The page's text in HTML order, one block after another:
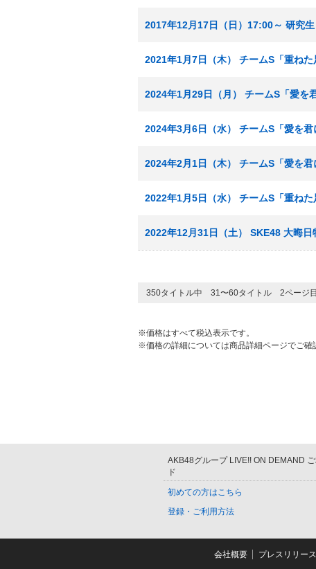
2017年12月17日（日）17:00～ 研究
2021年1月7日（木） チームS「重ねた
2024年1月29日（月） チームS「愛を
2024年3月6日（水） チームS「愛を
2024年2月1日（木） チームS「愛を
2022年1月5日（水） チームS「重ねた
2022年12月31日（土） SKE48 大晦日
350タイトル中 31〜60タイトル 2ページ
※価格はすべて税込表示です。
※価格の詳細については商品詳細ページでご確
AKB48グループ LIVE!! ON DEMAND
ド
初めての方はこちら
登録・ご利用方法
会社概要 プレスリリース